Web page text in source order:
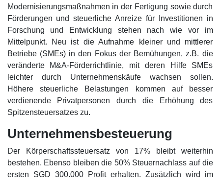
Modernisierungsmaßnahmen in der Fertigung sowie durch
Förderungen und steuerliche Anreize für Investitionen in
Forschung und Entwicklung stehen nach wie vor im
Mittelpunkt. Neu ist die Aufnahme kleiner und mittlerer
Betriebe (SMEs) in den Fokus der Bemühungen, z.B. die
veränderte M&A-Förderrichtlinie, mit deren Hilfe SMEs
leichter durch Unternehmenskäufe wachsen sollen.
Höhere steuerliche Belastungen kommen auf besser
verdienende Privatpersonen durch die Erhöhung des
Spitzensteuersatzes zu.
Unternehmensbesteuerung
Der Körperschaftssteuersatz von 17% bleibt weiterhin
bestehen. Ebenso bleiben die 50% Steuernachlass auf die
ersten SGD 300.000 Profit erhalten. Zusätzlich wird im